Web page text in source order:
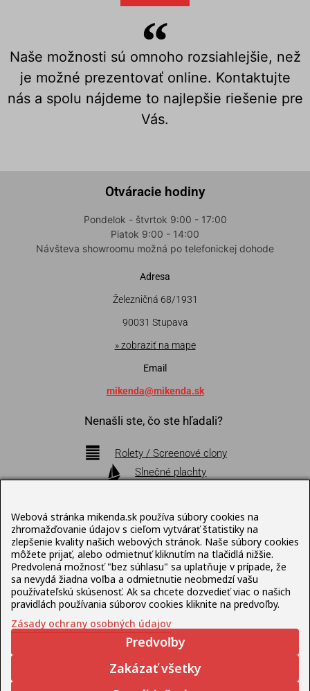
Naše možnosti sú omnoho rozsiahlejšie, než
je možné prezentovať online. Kontaktujte
nás a spolu nájdeme to najlepšie riešenie pre
Vás.
Otváracie hodiny
Pondelok - štvrtok 9:00 - 17:00
Piatok 9:00 - 14:00
Návšteva showroomu možná po telefonickej dohode
Adresa
Železničná 68/1931
90031 Stupava
» zobraziť na mape
Email
mikenda@mikenda.sk
Nenašli ste, čo ste hľadali?
Rolety / Screenové clony
Slnečné plachty
Bioklimatické pergoly
Slnečníky
Terasový nábytok
Pravidlá ochrany osobných údajov
© Mikenda Present 1992 – 2026 , web pripravil
Webová stránka mikenda.sk používa súbory cookies na
zhromažďovanie údajov s cieľom vytvárať štatistiky na
zlepšenie kvality našich webových stránok. Naše súbory cookies
môžete prijať, alebo odmietnuť kliknutím na tlačidlá nižšie.
Predvolená možnosť "bez súhlasu" sa uplatňuje v prípade, že
sa nevydá žiadna voľba a odmietnutie neobmedzí vašu
používateľskú skúsenosť. Ak sa chcete dozvedieť viac o našich
pravidlách používania súborov cookies kliknite na predvoľby.
Zásady ochrany osobných údajov
Predvoľby
Zakázať všetky